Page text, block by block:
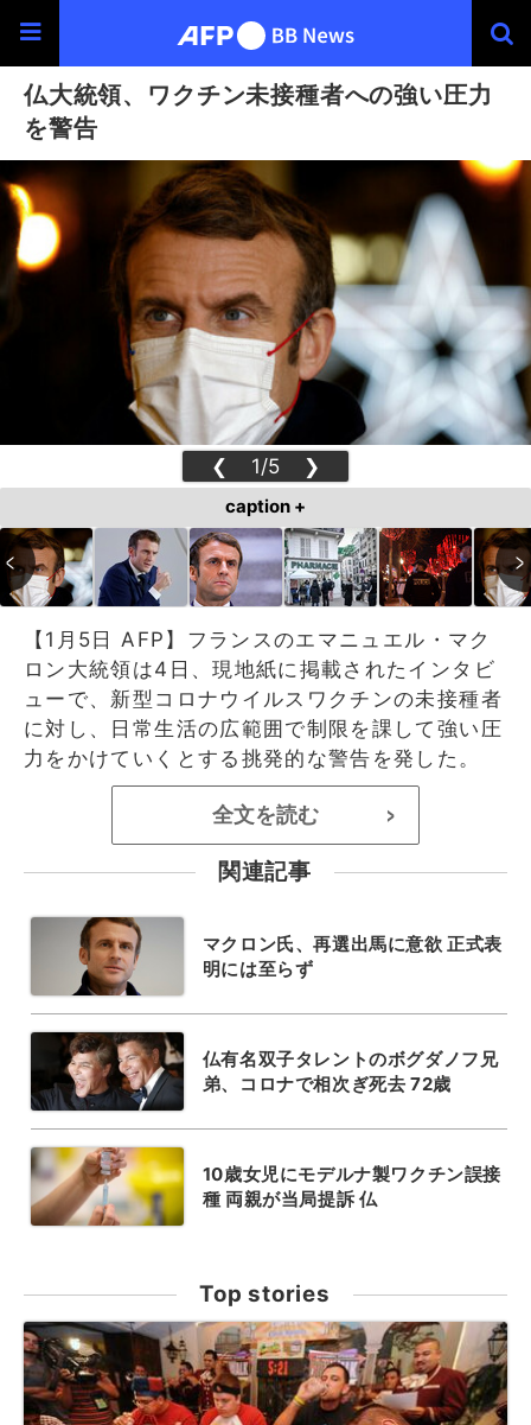
仏大統領、ワクチン未接種者への強い圧力
を警告
❮ 1/5 ❯
caption +
【1月5日 AFP】フランスのエマニュエル・マク
ロン大統領は4日、現地紙に掲載されたインタビ
ューで、新型コロナウイルスワクチンの未接種者
に対し、日常生活の広範囲で制限を課して強い圧
力をかけていくとする挑発的な警告を発した。
全文を読む >
関連記事
マクロン氏、再選出馬に意欲 正式表
明には至らず
仏有名双子タレントのボグダノフ兄
弟、コロナで相次ぎ死去 72歳
10歳女児にモデルナ製ワクチン誤接
種 両親が当局提訴 仏
Top stories